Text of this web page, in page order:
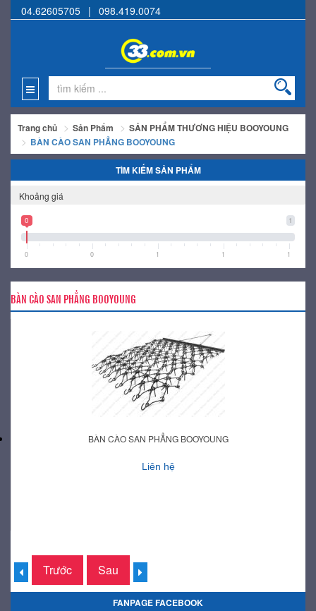
04.62605705 | 098.419.0074
Trang chủ Sản Phẩm
SẢN PHẨM THƯƠNG HIỆU BOOYOUNG
BÀN CÀO SAN PHẲNG BOOYOUNG
TÌM KIẾM SẢN PHẨM
Khoảng giá
1
0
0 0 1 1 1
BÀN CÀO SAN PHẲNG BOOYOUNG
BÀN CÀO SAN PHẲNG BOOYOUNG
Liên hệ
Trước Sau
FANPAGE FACEBOOK